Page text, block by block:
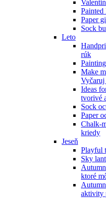
Painted
Paper
Sock
Leto
rúk
Make
Vyčaruj
Ideas
tvorivé
Sock
Paper
Chalk-
kriedy
Jeseň
Playful
Sky
ktoré
aktivity